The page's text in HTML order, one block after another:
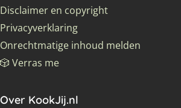
Disclaimer en copyright
Privacyverklaring
Onrechtmatige inhoud melden
🎲 Verras me
Over KookJij.nl